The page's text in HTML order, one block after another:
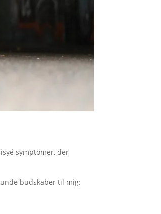
symptomer, der
budskaber til mig: